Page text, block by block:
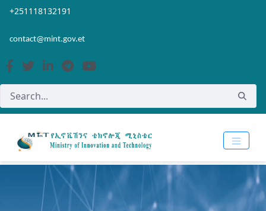
Skip to Main Content
Open Accessibility Menu
+251118132191
contact@mint.gov.et